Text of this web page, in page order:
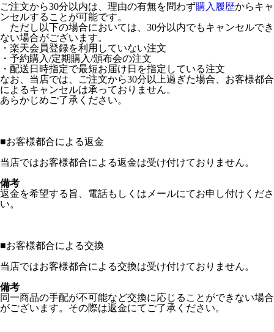
ご注文から30分以内は、理由の有無を問わず購入履歴からキャ
ンセルすることが可能です。
ただし以下の場合においては、30分以内でもキャンセルでき
ない場合がございます。
・楽天会員登録を利用していない注文
・予約購入/定期購入/頒布会の注文
・配送日時指定で最短お届け日を指定している注文
なお、当店では、ご注文から30分以上過ぎた場合、お客様都合
によるキャンセルは承っておりません。
あらかじめご了承ください。
■お客様都合による返金
当店ではお客様都合による返金は受け付けておりません。
備考
返金を希望する旨、電話もしくはメールにてお申し付けくださ
い。
■お客様都合による交換
当店ではお客様都合による交換は受け付けておりません。
備考
同一商品の手配が不可能など交換に応じることができない場合
がございます。その際は返金にてご了承ください。